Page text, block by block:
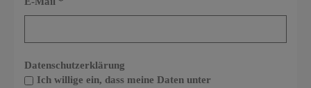
Datenschutzerklärung
Ich willige ein, dass meine Daten unter